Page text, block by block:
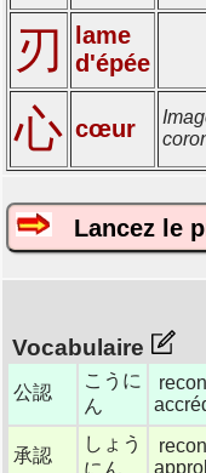
刃
lame
d'épée
心 cœur
Lancez le
Vocabulaire
公認
こうに
ん
承認
しょう
にん